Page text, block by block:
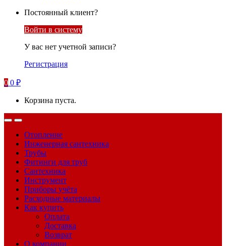
Постоянный клиент?
Войти в систему
У вас нет учетной записи?
Регистрация
0 0 ₽
Корзина пуста.
Отопление
Инженерная сантехника
Трубы
Фитинги для труб
Сантехника
Инструмент
Приборы учёта
Расходные материалы
Как купить
Оплата
Доставка
Возврат
О компании